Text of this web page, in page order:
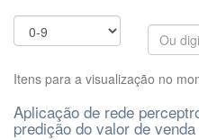
Itens para a visualização no
Aplicação de rede
predição do valor de